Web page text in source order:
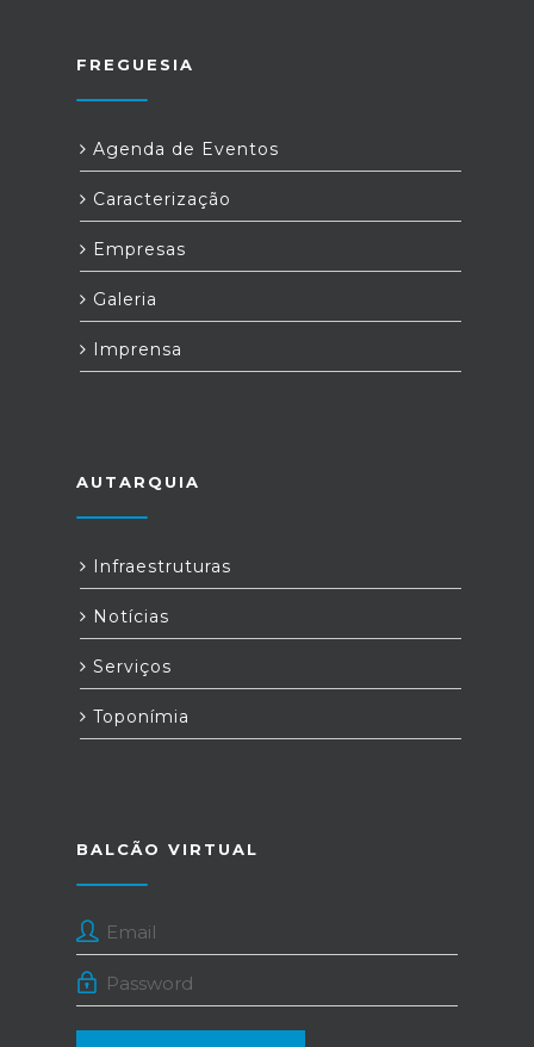
FREGUESIA
Agenda de Eventos
Caracterização
Empresas
Galeria
Imprensa
AUTARQUIA
Infraestruturas
Notícias
Serviços
Toponímia
BALCÃO VIRTUAL